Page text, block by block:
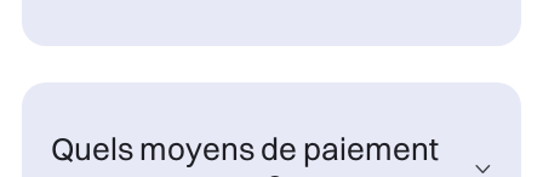
Quels moyens de paiement
